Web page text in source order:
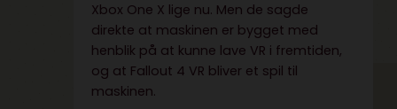
Xbox One X lige nu. Men de sagde
direkte at maskinen er bygget med
henblik på at kunne lave VR i fremtiden,
og at Fallout 4 VR bliver et spil til
maskinen.